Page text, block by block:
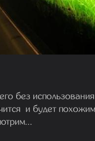
без
и будет